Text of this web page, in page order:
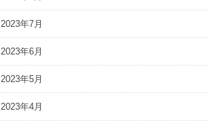
2023年7月
2023年6月
2023年5月
2023年4月